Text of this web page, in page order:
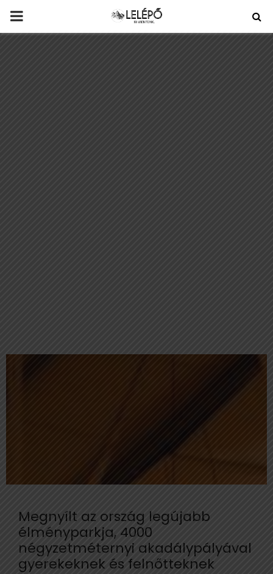
PRIMARY
Megnyílt az ország legújabb
élményparkja, 4000
négyzetméternyi akadálypályával
gyerekeknek és felnőtteknek